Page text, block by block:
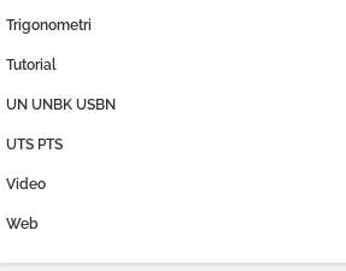
Trigonometri
Tutorial
UN UNBK USBN
UTS PTS
Video
Web